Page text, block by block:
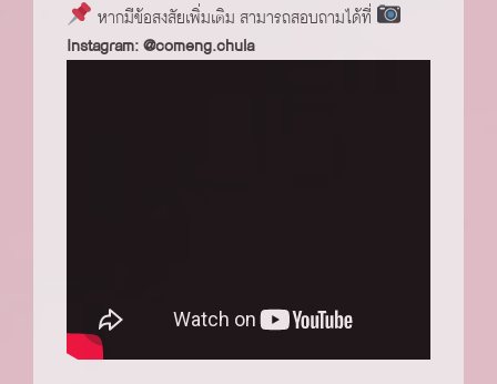
หากมีข้อสงสัยเพิ่มเติม สามารถสอบถามได้ที่
Instagram: @comeng.chula